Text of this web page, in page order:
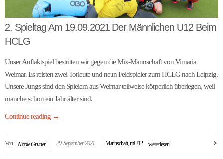
2. Spieltag Am 19.09.2021 Der Männlichen U12 Beim
HCLG
Unser Auftaktspiel bestritten wir gegen die Mix-Mannschaft von Vimaria
Weimar. Es reisten zwei Torleute und neun Feldspieler zum HCLG nach Leipzig.
Unsere Jungs sind den Spielern aus Weimar teilweise körperlich überlegen, weil
manche schon ein Jahr älter sind.
Continue reading →
Von Nicole Gruner 29. September 2021 Mannschaft,mU12 weiterlesen